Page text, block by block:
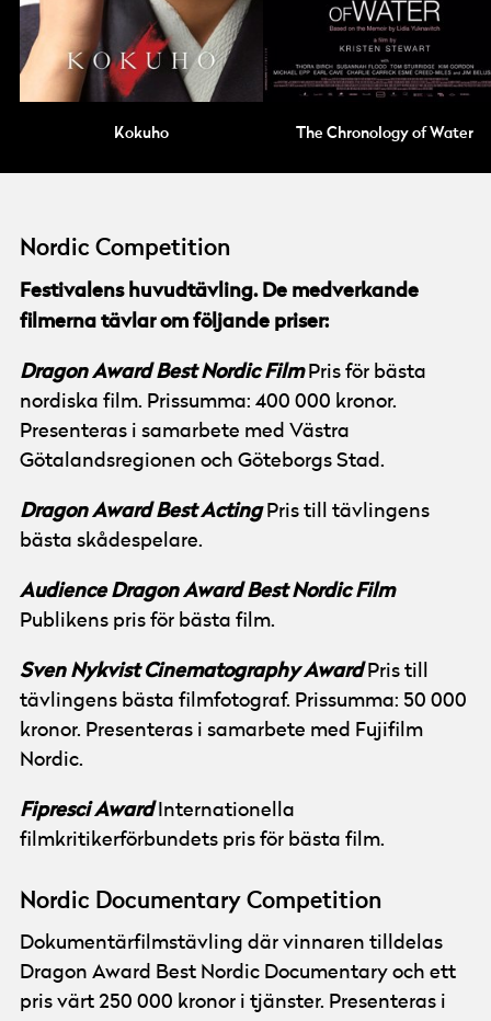
Kokuho The Chronology of Water
Nordic Competition
Festivalens huvudtävling. De medverkande
filmerna tävlar om följande priser:
Dragon Award Best Nordic FilmPris för bästa
nordiska film. Prissumma: 400 000 kronor.
Presenteras i samarbete med Västra
Götalandsregionen och Göteborgs Stad.
Dragon Award Best Acting Pris till tävlingens
bästa skådespelare.
Audience Dragon Award Best Nordic Film
Publikens pris för bästa film.
Sven Nykvist Cinematography AwardPris till
tävlingens bästa filmfotograf. Prissumma: 50 000
kronor. Presenteras i samarbete med Fujifilm
Nordic.
Fipresci AwardInternationella
filmkritikerförbundets pris för bästa film.
Nordic Documentary Competition
Dokumentärfilmstävling där vinnaren tilldelas
Dragon Award Best Nordic Documentary och ett
pris värt 250 000 kronor i tjänster. Presenteras i